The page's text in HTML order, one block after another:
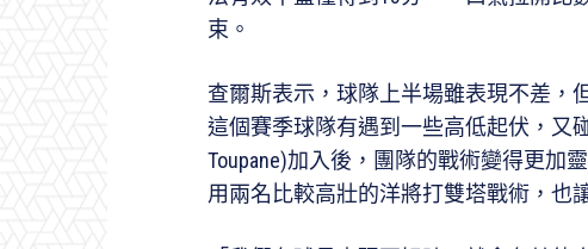
束。
查爾斯表示，球隊上半場雖表現不差，
這個賽季球隊有遇到一些高低起伏，又
Toupane)加入後，團隊的戰術變得更加
用兩名比較高壯的洋將打雙塔戰術，也